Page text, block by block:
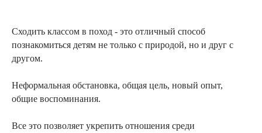
Сходить классом в поход - это отличный способ
познакомиться детям не только с природой, но и друг с
другом.
Неформальная обстановка, общая цель, новый опыт,
общие воспоминания.
Все это позволяет укрепить отношения среди